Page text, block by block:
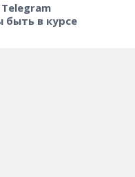
быть в курсе